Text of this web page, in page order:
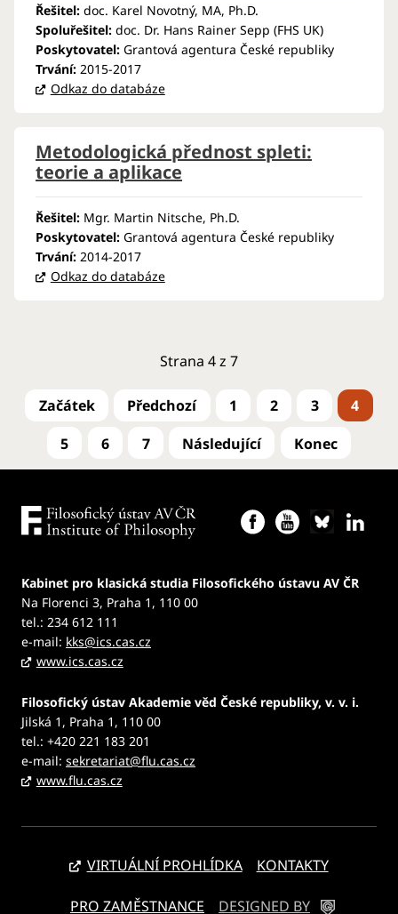
Řešitel: doc. Karel Novotný, MA, Ph.D.
Spoluřešitel: doc. Dr. Hans Rainer Sepp (FHS UK)
Poskytovatel: Grantová agentura České republiky
Trvání: 2015-2017
Odkaz do databáze
Metodologická přednost spleti:
teorie a aplikace
Řešitel: Mgr. Martin Nitsche, Ph.D.
Poskytovatel: Grantová agentura České republiky
Trvání: 2014-2017
Odkaz do databáze
Strana 4 z 7
1 2 3
4
5
6 7
Kabinet pro klasická studia Filosofického ústavu AV ČR
Na Florenci 3, Praha 1, 110 00
tel.: 234 612 111
e-mail: kks@ics.cas.cz
www.ics.cas.cz
Filosofický ústav Akademie věd České republiky, v. v. i.
Jilská 1, Praha 1, 110 00
tel.: +420 221 183 201
e-mail: sekretariat@flu.cas.cz
www.flu.cas.cz
VIRTUÁLNÍ PROHLÍDKA KONTAKTY
PRO ZAMĚSTNANCE DESIGNED BY